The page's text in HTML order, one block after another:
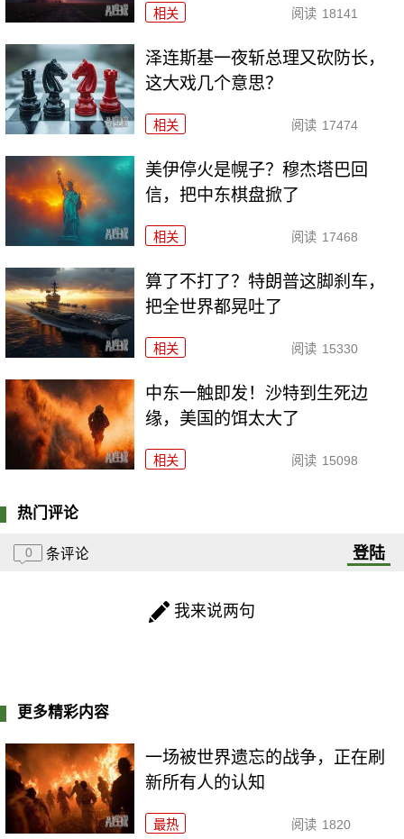
相关 阅读 18141
泽连斯基一夜斩总理又砍防长，
这大戏几个意思？
相关 阅读 17474
美伊停火是幌子？穆杰塔巴回
信，把中东棋盘掀了
相关 阅读 17468
算了不打了？特朗普这脚刹车，
把全世界都晃吐了
相关 阅读 15330
中东一触即发！沙特到生死边
缘，美国的饵太大了
相关 阅读 15098
热门评论
0 条评论 登陆
我来说两句
更多精彩内容
一场被世界遗忘的战争，正在刷
新所有人的认知
最热 阅读 1820